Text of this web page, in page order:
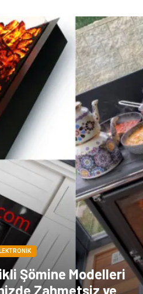
Şömine Modelleri
Zahmetsiz ve